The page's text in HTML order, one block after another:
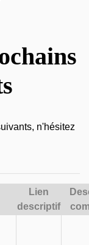
n'hésitez
Lien
descriptif